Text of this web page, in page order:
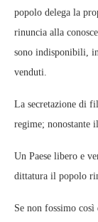
popolo delega la
rinuncia alla
sono indisponibili,
venduti.
La secretazione di
regime; nonostante
Un Paese libero e
dittatura il popolo
Se non fossimo